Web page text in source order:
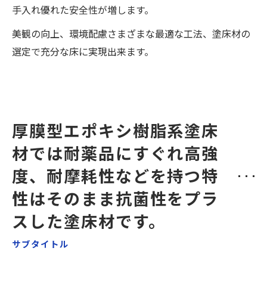
手入れ優れた安全性が増します。
美観の向上、環境配慮さまざまな最適な工法、塗床材の
選定で充分な床に実現出来ます。
厚膜型エポキシ樹脂系塗床
材では耐薬品にすぐれ高強
度、耐摩耗性などを持つ特
性はそのまま抗菌性をプラ
スした塗床材です。
サブタイトル